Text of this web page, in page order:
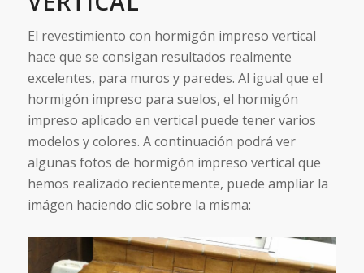
El revestimiento con hormigón impreso vertical
hace que se consigan resultados realmente
excelentes, para muros y paredes. Al igual que el
hormigón impreso para suelos, el hormigón
impreso aplicado en vertical puede tener varios
modelos y colores. A continuación podrá ver
algunas fotos de hormigón impreso vertical que
hemos realizado recientemente, puede ampliar la
imágen haciendo clic sobre la misma: